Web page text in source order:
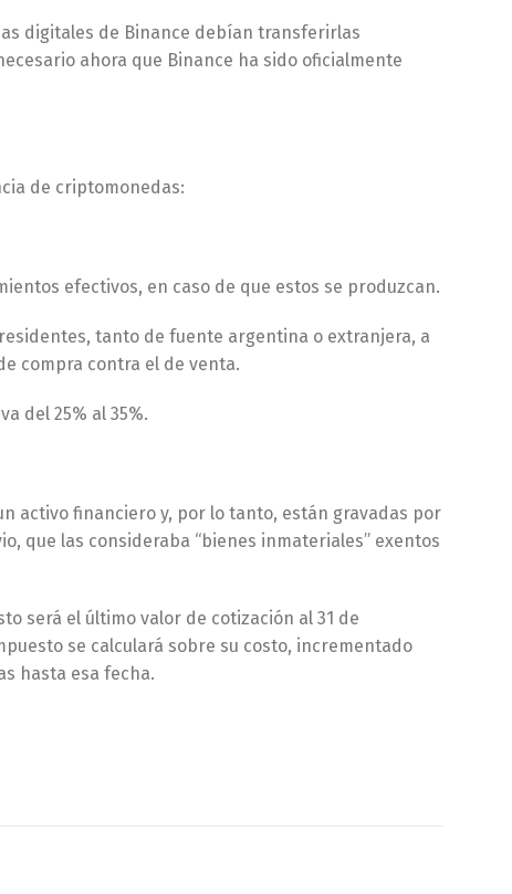
digitales de Binance debían transferirlas
ahora que Binance ha sido oficialmente
de criptomonedas:
efectivos, en caso de que estos se produzcan.
tanto de fuente argentina o extranjera, a
compra contra el de venta.
del 25% al 35%.
activo financiero y, por lo tanto, están gravadas por
que las consideraba “bienes inmateriales” exentos
será el último valor de cotización al 31 de
se calculará sobre su costo, incrementado
hasta esa fecha.